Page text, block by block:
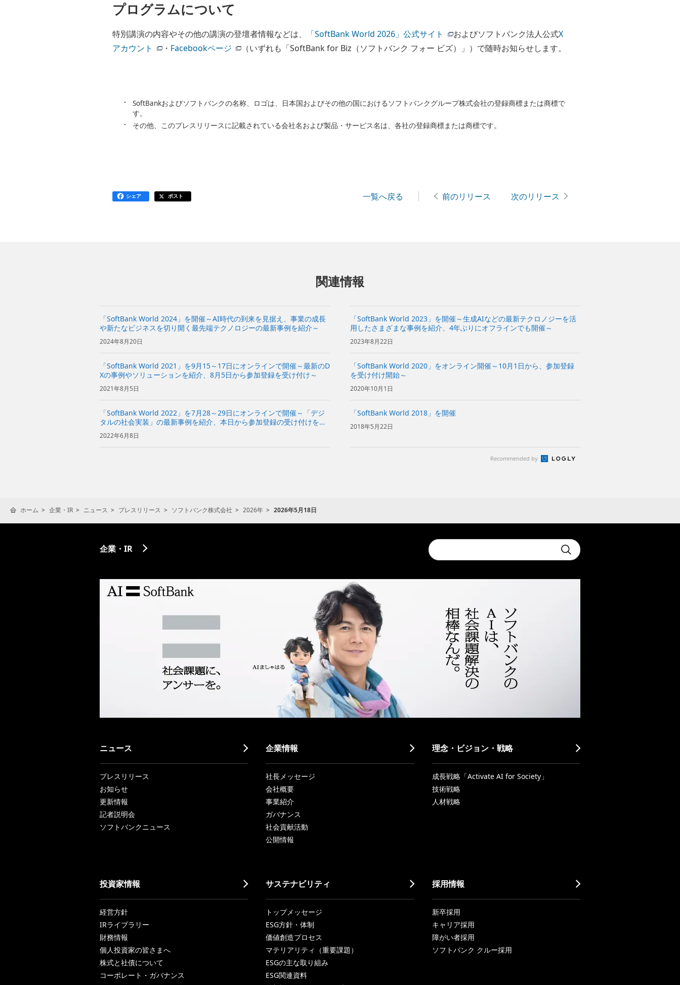
プログラムについて
特別講演の内容やその他の講演の登壇者情報などは、 「SoftBank World 2026」公式サイト およびソフトバンク法人公式X
アカウント
・ Facebookページ （いずれも「SoftBank for Biz（ソフトバンク フォー ビズ）」）で随時お知らせします。
SoftBankおよびソフトバンクの名称、ロゴは、日本国およびその他の国におけるソフトバンクグループ株式会社の登録商標または商標で
す。
その他、このプレスリリースに記載されている会社名および製品・サービス名は、各社の登録商標または商標です。
シェア ポスト 一覧へ戻る 前のリリース 次のリリース
関連情報
「SoftBank World 2024」を開催～AI時代の到来を見据え、事業の成長
や新たなビジネスを切り開く最先端テクノロジーの最新事例を紹介～
2024年8月20日
「SoftBank World 2023」を開催～生成AIなどの最新テクロノジーを活
用したさまざまな事例を紹介、4年ぶりにオフラインでも開催～
2023年8月22日
「SoftBank World 2021」を9月15～17日にオンラインで開催～最新のD
Xの事例やソリューションを紹介、8月5日から参加登録を受け付け～
2021年8月5日
「SoftBank World 2020」をオンライン開催～10月1日から、参加登録
を受け付け開始～
2020年10月1日
「SoftBank World 2022」を7月28～29日にオンラインで開催～「デジ
タルの社会実装」の最新事例を紹介、本日から参加登録の受け付けを開
始～
2022年6月8日
「SoftBank World 2018」を開催
2018年5月22日
Recommended by
ホーム 企業・IR ニュース プレスリリース ソフトバンク株式会社 2026年 2026年5月18日
Conduct
a
search
Submit
企業・IR
ニュース
プレスリリース
お知らせ
更新情報
記者説明会
ソフトバンクニュース
企業情報
社長メッセージ
会社概要
事業紹介
ガバナンス
社会貢献活動
公開情報
理念・ビジョン・戦略
成長戦略「Activate AI for Society」
技術戦略
人材戦略
投資家情報
経営方針
IRライブラリー
財務情報
個人投資家の皆さまへ
株式と社債について
コーポレート・ガバナンス
サステナビリティ
トップメッセージ
ESG方針・体制
価値創造プロセス
マテリアリティ（重要課題）
ESGの主な取り組み
ESG関連資料
採用情報
新卒採用
キャリア採用
障がい者採用
ソフトバンク クルー採用